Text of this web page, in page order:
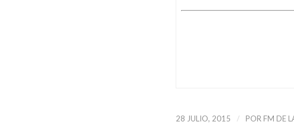
28 JULIO, 2015 / POR FM DE